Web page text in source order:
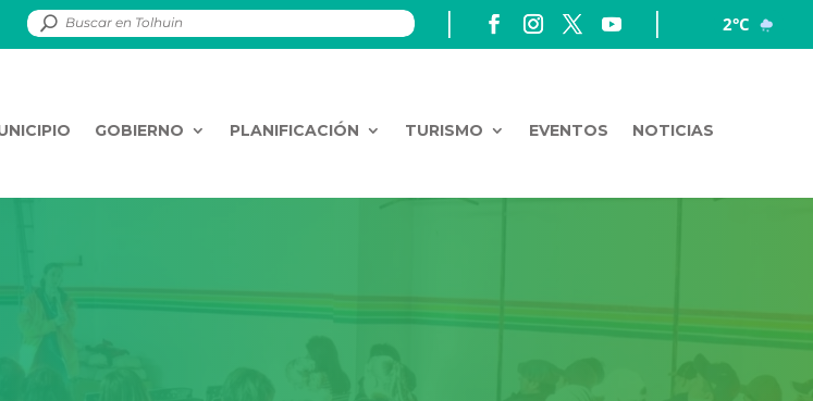
2°C
GOBIERNO PLANIFICACIÓN TURISMO EVENTOS NOTICIAS